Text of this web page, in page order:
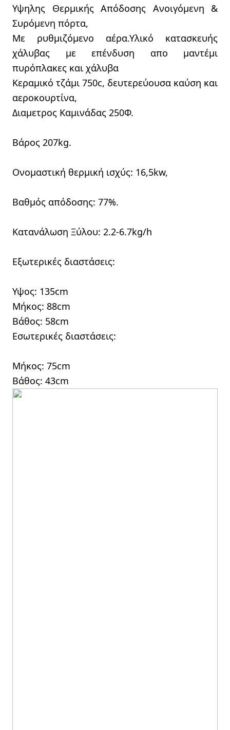
Υψηλης Θερμικής Απόδοσης Ανοιγόμενη &
Συρόμενη πόρτα,
Με ρυθμιζόμενο αέρα.Υλικό κατασκευής
χάλυβας με επένδυση απο μαντέμι
πυρόπλακες και χάλυβα
Κεραμικό τζάμι 750c, δευτερεύουσα καύση και
αεροκουρτίνα,
Διαμετρος Καμινάδας 250Φ.
Βάρος 207kg.
Ονομαστική θερμική ισχύς: 16,5kw,
Βαθμός απόδοσης: 77%.
Κατανάλωση Ξύλου: 2.2-6.7kg/h
Eξωτερικές διαστάσεις:
Υψος: 135cm
Μήκος: 88cm
Βάθος: 58cm
Εσωτερικές διαστάσεις:
Μήκος: 75cm
Βάθος: 43cm